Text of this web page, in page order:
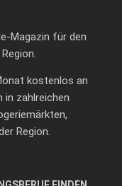
Magazin für den
kostenlos an
in zahlreichen
Region.